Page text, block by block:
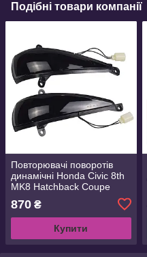
Подібні товари компанії
Повторювачі поворотів
динамічні Honda Civic 8th
MK8 Hatchback Coupe
2006 2012 FA1 FD1 FD2
FN2
870 ₴
Купити